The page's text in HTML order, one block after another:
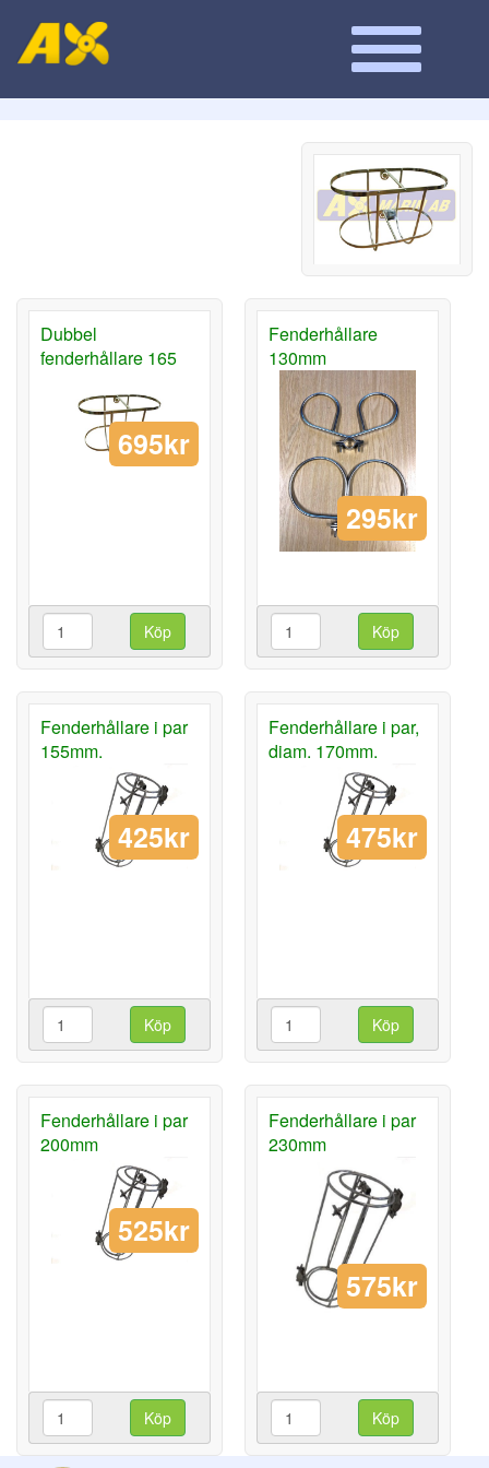
Dubbel
fenderhållare 165
695kr
Köp
Fenderhållare
130mm
295kr
Köp
Fenderhållare i par
155mm.
425kr
Köp
Fenderhållare i par,
diam. 170mm.
475kr
Köp
Fenderhållare i par
200mm
525kr
Köp
Fenderhållare i par
230mm
575kr
Köp